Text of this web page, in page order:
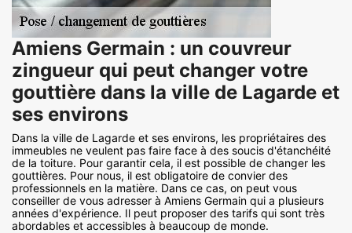
Amiens Germain : un couvreur
zingueur qui peut changer votre
gouttière dans la ville de Lagarde et
ses environs
Dans la ville de Lagarde et ses environs, les propriétaires des
immeubles ne veulent pas faire face à des soucis d'étanchéité
de la toiture. Pour garantir cela, il est possible de changer les
gouttières. Pour nous, il est obligatoire de convier des
professionnels en la matière. Dans ce cas, on peut vous
conseiller de vous adresser à Amiens Germain qui a plusieurs
années d'expérience. Il peut proposer des tarifs qui sont très
abordables et accessibles à beaucoup de monde.